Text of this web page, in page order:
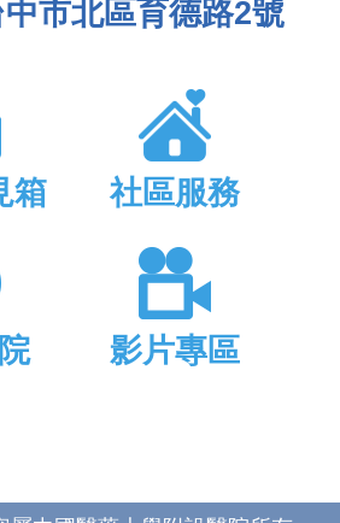
市北區育德路2號
箱 社區服務
影片專區